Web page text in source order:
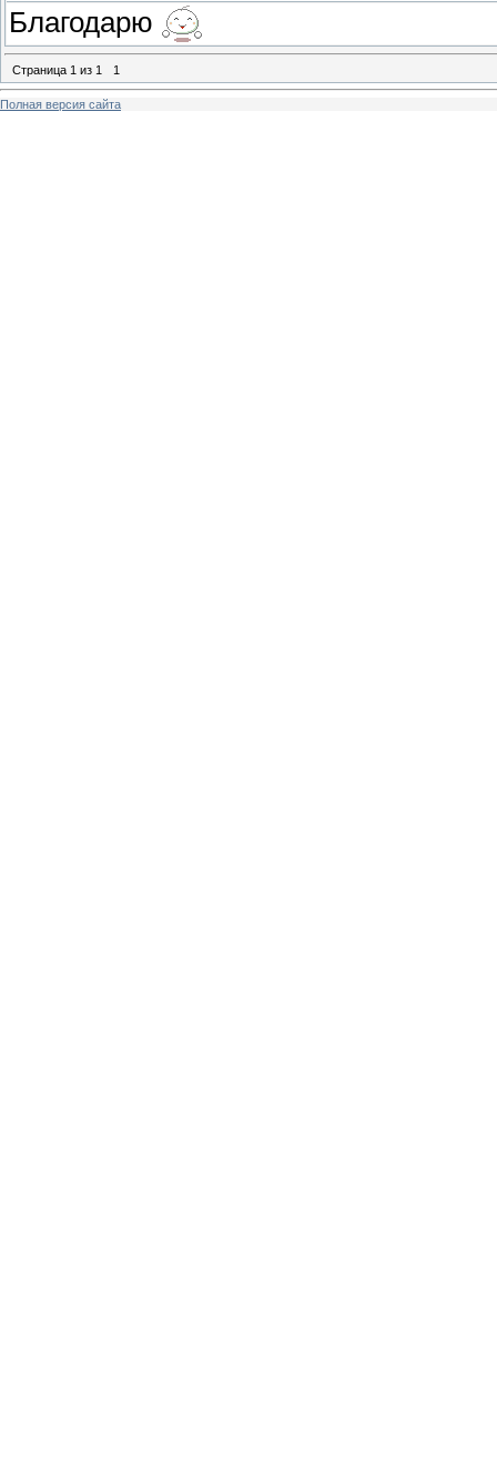
Благодарю
Страница 1 из 1 1
Полная версия сайта